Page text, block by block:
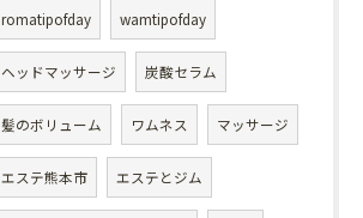
romatipofday wamtipofday
ヘッドマッサージ 炭酸セラム
髪のボリューム ワムネス マッサージ
エステ熊本市 エステとジム